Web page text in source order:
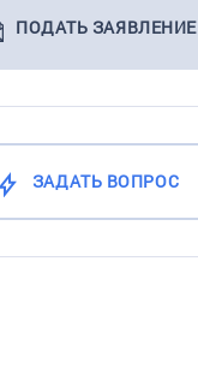
ПОДАТЬ ЗАЯВЛЕНИЕ
ЗАДАТЬ ВОПРОС